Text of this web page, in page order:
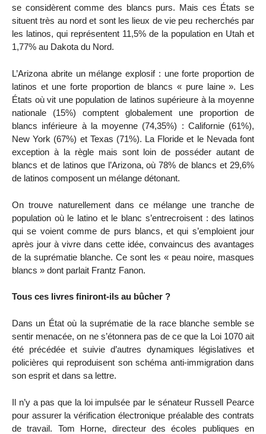
se considèrent comme des blancs purs. Mais ces États se
situent très au nord et sont les lieux de vie peu recherchés par
les latinos, qui représentent 11,5% de la population en Utah et
1,77% au Dakota du Nord.
L’Arizona abrite un mélange explosif : une forte proportion de
latinos et une forte proportion de blancs « pure laine ». Les
États où vit une population de latinos supérieure à la moyenne
nationale (15%) comptent globalement une proportion de
blancs inférieure à la moyenne (74,35%) : Californie (61%),
New York (67%) et Texas (71%). La Floride et le Nevada font
exception à la règle mais sont loin de posséder autant de
blancs et de latinos que l’Arizona, où 78% de blancs et 29,6%
de latinos composent un mélange détonant.
On trouve naturellement dans ce mélange une tranche de
population où le latino et le blanc s’entrecroisent : des latinos
qui se voient comme de purs blancs, et qui s’emploient jour
après jour à vivre dans cette idée, convaincus des avantages
de la suprématie blanche. Ce sont les « peau noire, masques
blancs » dont parlait Frantz Fanon.
Tous ces livres finiront-ils au bûcher ?
Dans un État où la suprématie de la race blanche semble se
sentir menacée, on ne s’étonnera pas de ce que la Loi 1070 ait
été précédée et suivie d’autres dynamiques législatives et
policières qui reproduisent son schéma anti-immigration dans
son esprit et dans sa lettre.
Il n’y a pas que la loi impulsée par le sénateur Russell Pearce
pour assurer la vérification électronique préalable des contrats
de travail. Tom Horne, directeur des écoles publiques en